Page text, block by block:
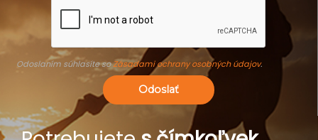
Odoslaním súhlasíte soZásadami ochrany osobných údajov.
Odoslať